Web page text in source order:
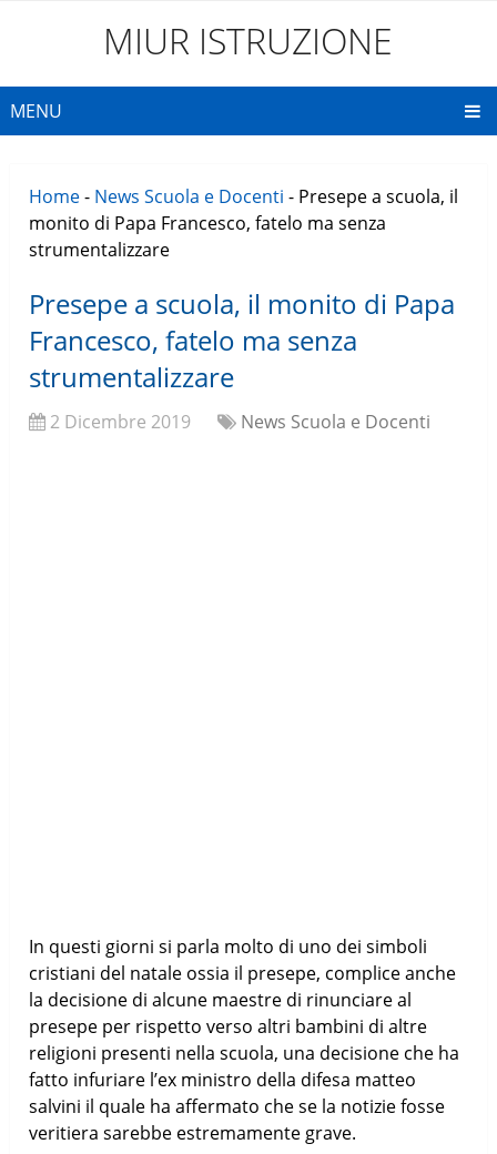
MIUR ISTRUZIONE
MENU
Home- News Scuola e Docenti - Presepe a scuola, il
monito di Papa Francesco, fatelo ma senza
strumentalizzare
Presepe a scuola, il monito di Papa
Francesco, fatelo ma senza
strumentalizzare
2 Dicembre 2019 News Scuola e Docenti
In questi giorni si parla molto di uno dei simboli
cristiani del natale ossia il presepe, complice anche
la decisione di alcune maestre di rinunciare al
presepe per rispetto verso altri bambini di altre
religioni presenti nella scuola, una decisione che ha
fatto infuriare l’ex ministro della difesa matteo
salvini il quale ha affermato che se la notizie fosse
veritiera sarebbe estremamente grave.